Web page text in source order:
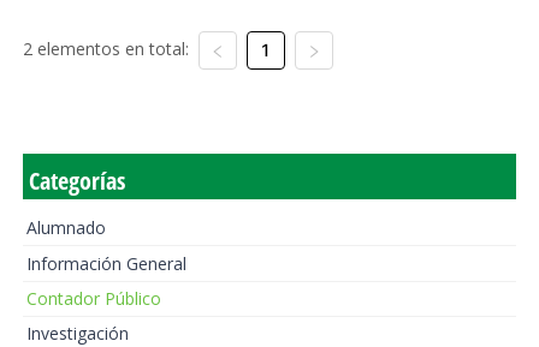
2 elementos en total: 1
Categorías
Alumnado
Información General
Contador Público
Investigación